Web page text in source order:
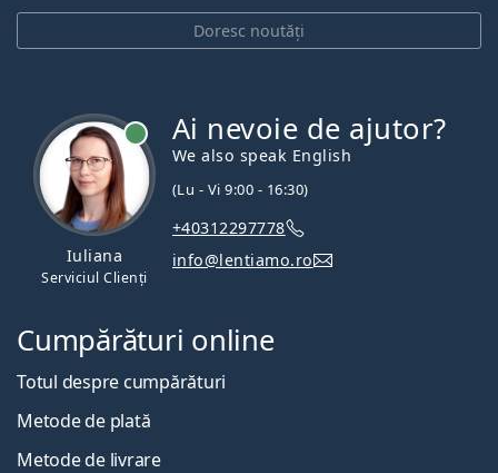
Doresc noutăți
Iuliana
Serviciul Clienți
Ai nevoie de ajutor?
We also speak English
(Lu - Vi 9:00 - 16:30)
+40312297778
info@lentiamo.ro
Cumpărături online
Totul despre cumpărături
Metode de plată
Metode de livrare